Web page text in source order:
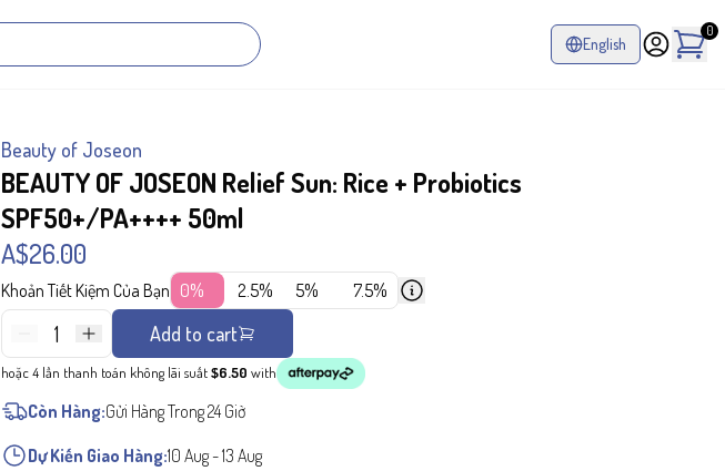
English
0
Beauty of Joseon
BEAUTY OF JOSEON Relief Sun: Rice + Probiotics
SPF50+/PA++++ 50ml
A$26.00
Khoản Tiết Kiệm Của Bạn 0% 2.5% 5% 7.5%
1 Add to cart
hoặc 4 lần thanh toán không lãi suất$6.50 with
Còn Hàng:Gửi Hàng Trong 24 Giờ
Dự Kiến Giao Hàng:10 Aug-13 Aug